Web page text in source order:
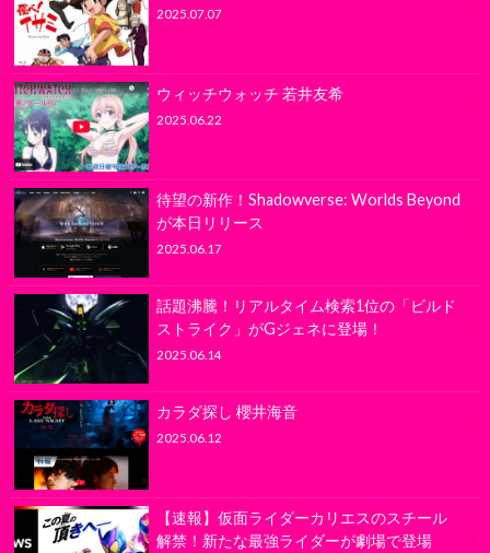
2025.07.07
ウィッチウォッチ 若井友希
2025.06.22
待望の新作！Shadowverse: Worlds Beyond
が本日リリース
2025.06.17
話題沸騰！リアルタイム検索1位の「ビルド
ストライク」がGジェネに登場！
2025.06.14
カラダ探し 櫻井海音
2025.06.12
【速報】仮面ライダーカリエスのスチール
解禁！新たな最強ライダーが劇場で登場